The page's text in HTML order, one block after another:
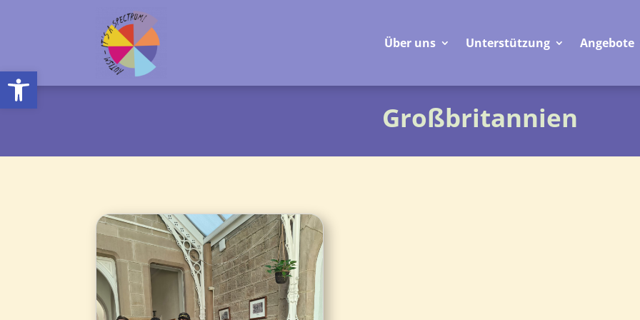
Open toolbar
Über uns Unterstützung Angebote
Großbritannien